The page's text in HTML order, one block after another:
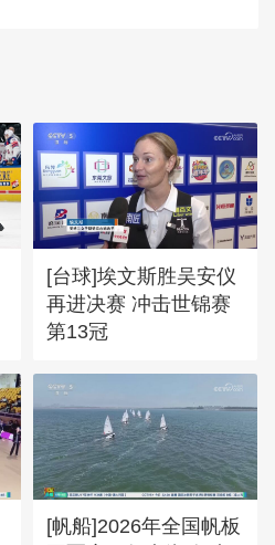
[台球]埃文斯胜吴安仪
再进决赛 冲击世锦赛
第13冠
[帆船]2026年全国帆板